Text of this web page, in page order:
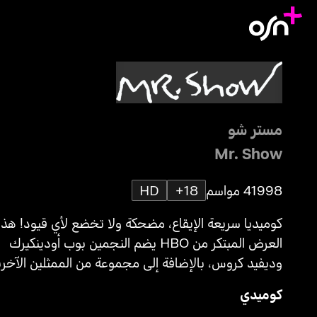
مستر شو
Mr. Show
19984 مواسم 18+
HD
كوميديا سريعة الإيقاع، مضحكة ولا تخضع لأي قيود!
العرض المبتكر من HBO يضم النجمين بوب أودينكيرك
وديفيد كروس، بالإضافة إلى مجموعة من الممثلين
كوميدي